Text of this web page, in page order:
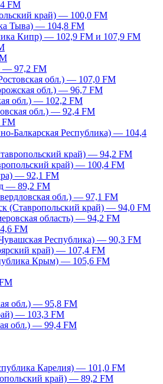
FM
край) — 100,0 FM
Тыва) — 104,8 FM
Кипр) — 102,9 FM и 107,9 FM
— 97,2 FM
обл.) — 107,0 FM
обл.) — 96,7 FM
обл.) — 102,2 FM
обл.) — 92,4 FM
Балкарская Республика) — 104,4
край) — 94,2 FM
край) — 100,4 FM
— 92,1 FM
— 89,2 FM
обл.) — 97,1 FM
(Ставропольский край) — 94,0 FM
область) — 94,2 FM
FM
Республика) — 90,3 FM
край) — 107,4 FM
Крым) — 105,6 FM
обл.) — 95,8 FM
— 103,3 FM
обл.) — 99,4 FM
Карелия) — 101,0 FM
край) — 89,2 FM